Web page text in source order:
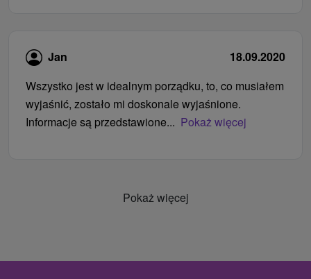
Jan
18.09.2020
Wszystko jest w idealnym porządku, to, co musiałem
wyjaśnić, zostało mi doskonale wyjaśnione.
Informacje są przedstawione... Pokaż więcej
Pokaż więcej